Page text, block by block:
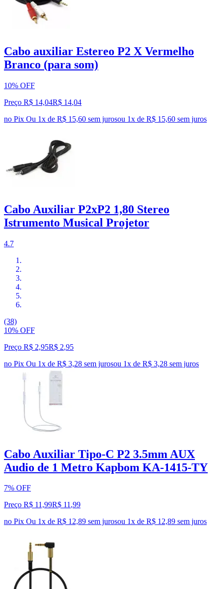
Cabo auxiliar Estereo P2 X Vermelho
Branco (para som)
10% OFF
Preço R$ 14,04R$ 14,04
no Pix Ou 1x de R$ 15,60 sem jurosou 1x de R$ 15,60 sem juros
Cabo Auxiliar P2xP2 1,80 Stereo
Istrumento Musical Projetor
4.7
(38)
10% OFF
Preço R$ 2,95R$ 2,95
no Pix Ou 1x de R$ 3,28 sem jurosou 1x de R$ 3,28 sem juros
Cabo Auxiliar Tipo-C P2 3.5mm AUX
Audio de 1 Metro Kapbom KA-1415-TY
7% OFF
Preço R$ 11,99R$ 11,99
no Pix Ou 1x de R$ 12,89 sem jurosou 1x de R$ 12,89 sem juros